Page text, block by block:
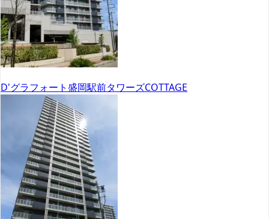
D'グラフォート盛岡駅前タワーズCOTTAGE